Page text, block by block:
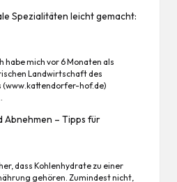
Spezialitäten leicht gemacht:
habe mich vor 6 Monaten als
Landwirtschaft des
(www.kattendorfer-hof.de)
Abnehmen – Tipps für
dass Kohlenhydrate zu einer
gehören. Zumindest nicht,